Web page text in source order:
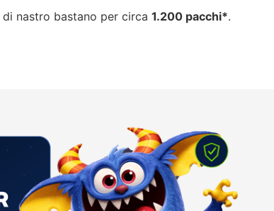
di nastro bastano per circa 1.200 pacchi*.